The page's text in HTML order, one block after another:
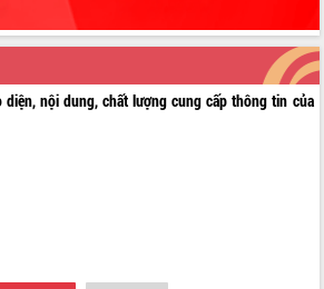
diện, nội dung, chất lượng cung cấp thông tin của